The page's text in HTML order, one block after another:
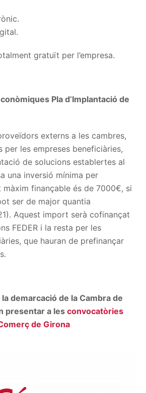
gratuït per l’empresa.
Pla d’Implantació de
externs a les cambres,
per les empreses beneficiàries,
de solucions establertes al
una inversió mínima per
màxim finançable és de 7000€, si
ser de major quantia
Aquest import serà cofinançat
FEDER i la resta per les
que hauran de prefinançar
demarcació de la Cambra de
presentar a lesconvocatòries
de Girona